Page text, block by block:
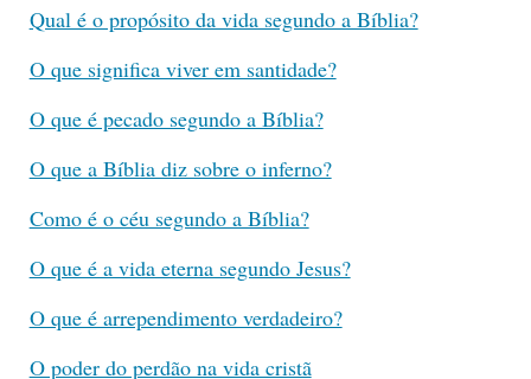
Qual é o propósito da vida segundo a Bíblia?
O que significa viver em santidade?
O que é pecado segundo a Bíblia?
O que a Bíblia diz sobre o inferno?
Como é o céu segundo a Bíblia?
O que é a vida eterna segundo Jesus?
O que é arrependimento verdadeiro?
O poder do perdão na vida cristã